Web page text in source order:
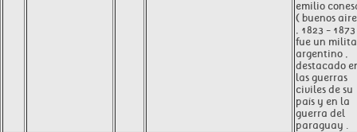
emilio
( buenos
, 1823 -
fue un
argentino ,
destacado
las guerras
civiles de su
país y en la
guerra del
paraguay .